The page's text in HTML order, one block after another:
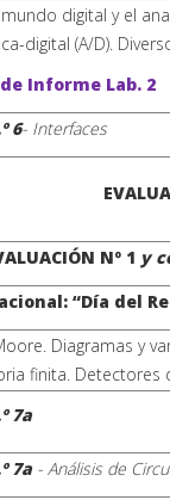
digital y el
digital (A/D).
Informe Lab. 2
6- Interfaces
Nº 1 y
“Día del
Diagramas y
finita.
7a
7a - Análisis de